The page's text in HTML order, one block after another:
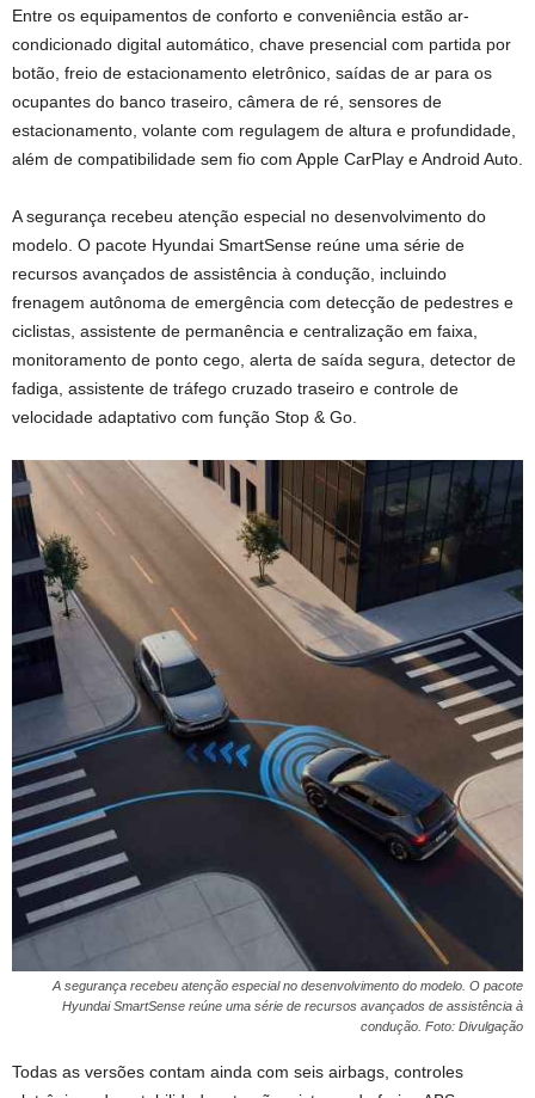
Entre os equipamentos de conforto e conveniência estão ar-
condicionado digital automático, chave presencial com partida por
botão, freio de estacionamento eletrônico, saídas de ar para os
ocupantes do banco traseiro, câmera de ré, sensores de
estacionamento, volante com regulagem de altura e profundidade,
além de compatibilidade sem fio com Apple CarPlay e Android Auto.
A segurança recebeu atenção especial no desenvolvimento do
modelo. O pacote Hyundai SmartSense reúne uma série de
recursos avançados de assistência à condução, incluindo
frenagem autônoma de emergência com detecção de pedestres e
ciclistas, assistente de permanência e centralização em faixa,
monitoramento de ponto cego, alerta de saída segura, detector de
fadiga, assistente de tráfego cruzado traseiro e controle de
velocidade adaptativo com função Stop & Go.
A segurança recebeu atenção especial no desenvolvimento do modelo. O pacote
Hyundai SmartSense reúne uma série de recursos avançados de assistência à
condução. Foto: Divulgação
Todas as versões contam ainda com seis airbags, controles